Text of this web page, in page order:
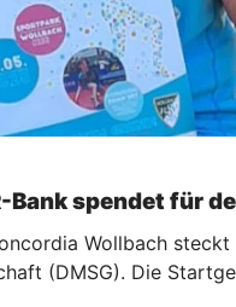
Bank spendet für
Wollbach
(DMSG). Die